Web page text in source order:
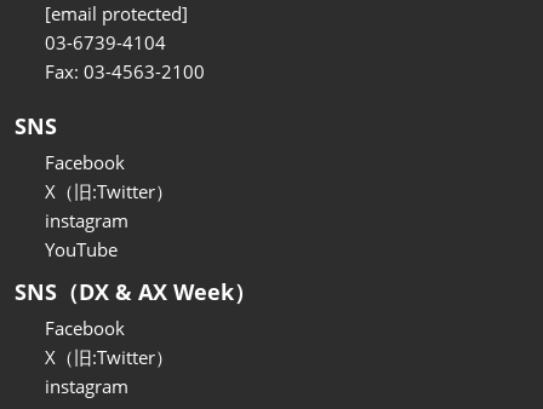
[email protected]
03-6739-4104
Fax: 03-4563-2100
SNS
Facebook
X（旧:Twitter）
instagram
YouTube
SNS（DX & AX Week）
Facebook
X（旧:Twitter）
instagram